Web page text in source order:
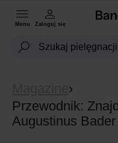
Menu Zaloguj się
›
Przewodnik:
Augustinus